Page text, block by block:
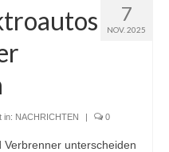
7
NOV. 2025
in: NACHRICHTEN | 0
unterscheiden